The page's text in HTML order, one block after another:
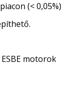
(< 0,05%)
motorok